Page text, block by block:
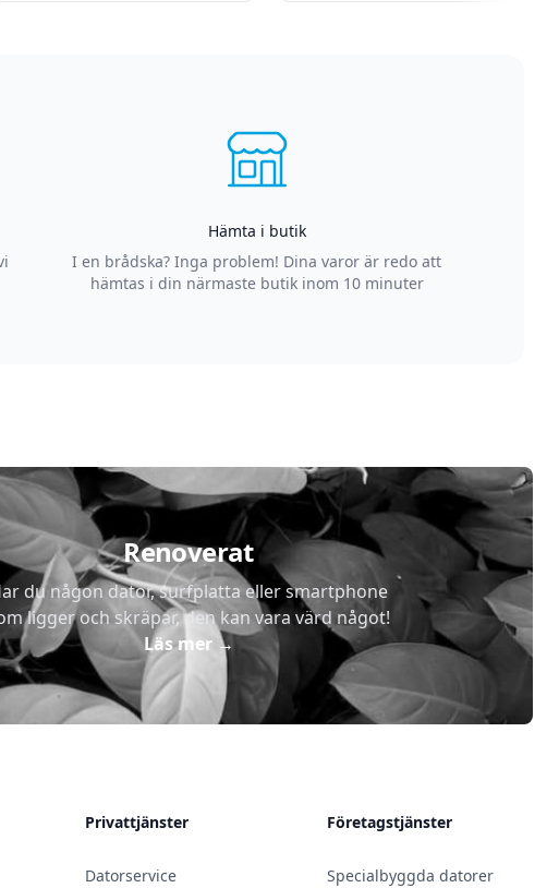
Hämta i butik
I en brådska? Inga problem! Dina varor är redo att
hämtas i din närmaste butik inom 10 minuter
Renoverat
du någon dator, surfplatta eller smartphone
ligger och skräpar, den kan vara värd något!
Läs mer→
Privattjänster
Datorservice
Företagstjänster
Specialbyggda datorer